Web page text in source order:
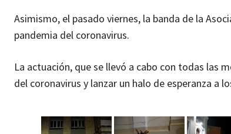
Asimismo, el pasado viernes, la banda de la
pandemia del coronavirus.
La actuación, que se llevó a cabo con todas las
del coronavirus y lanzar un halo de esperanza a